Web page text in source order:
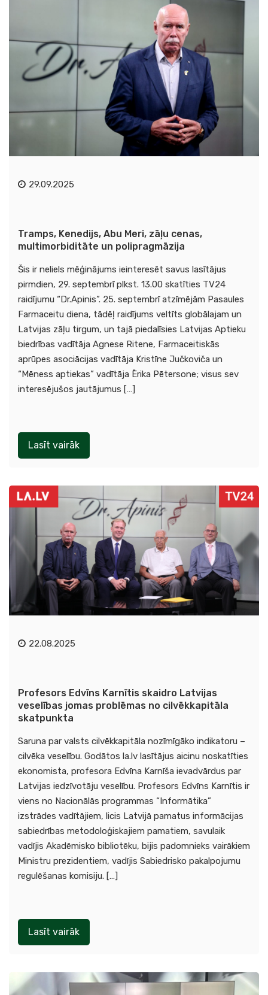
29.09.2025
Tramps, Kenedijs, Abu Meri, zāļu cenas,
multimorbiditāte un polipragmāzija
Šis ir neliels mēģinājums ieinteresēt savus lasītājus
pirmdien, 29. septembrī plkst. 13.00 skatīties TV24
raidījumu “Dr.Apinis”. 25. septembrī atzīmējām Pasaules
Farmaceitu diena, tādēļ raidījums veltīts globālajam un
Latvijas zāļu tirgum, un tajā piedalīsies Latvijas Aptieku
biedrības vadītāja Agnese Ritene, Farmaceitiskās
aprūpes asociācijas vadītāja Kristīne Jučkoviča un
“Mēness aptiekas” vadītāja Ērika Pētersone; visus sev
interesējušos jautājumus […]
Lasīt vairāk
22.08.2025
Profesors Edvīns Karnītis skaidro Latvijas
veselības jomas problēmas no cilvēkkapitāla
skatpunkta
Saruna par valsts cilvēkkapitāla nozīmīgāko indikatoru –
cilvēka veselību. Godātos la.lv lasītājus aicinu noskatīties
ekonomista, profesora Edvīna Karnīša ievadvārdus par
Latvijas iedzīvotāju veselību. Profesors Edvīns Karnītis ir
viens no Nacionālās programmas “Informātika”
izstrādes vadītājiem, licis Latvijā pamatus informācijas
sabiedrības metodoloģiskajiem pamatiem, savulaik
vadījis Akadēmisko bibliotēku, bijis padomnieks vairākiem
Ministru prezidentiem, vadījis Sabiedrisko pakalpojumu
regulēšanas komisiju. […]
Lasīt vairāk